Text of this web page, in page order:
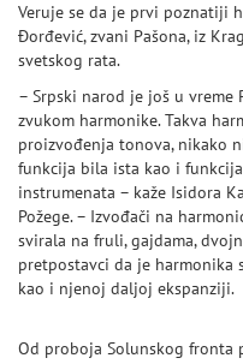
Veruje se da je prvi poznatiji
Đorđević, zvani Pašona, iz
svetskog rata.
– Srpski narod je još u vreme
zvukom harmonike. Takva
proizvođenja tonova, nikako
funkcija bila ista kao i
instrumenata – kaže Isidora
Požege. – Izvođači na
svirala na fruli, gajdama,
pretpostavci da je harmonika
kao i njenoj daljoj ekspanziji.
Od proboja Solunskog fronta